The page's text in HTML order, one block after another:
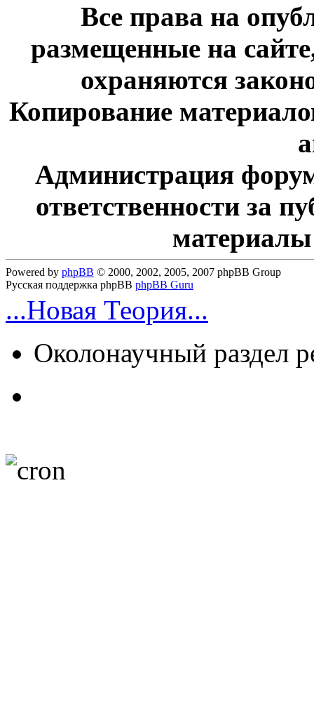
Все права на
размещенные на
охраняются
Копирование
Администрация
ответственности за
Powered by phpBB © 2000, 2002, 2005, 2007 phpBB Group
Русская поддержка phpBB phpBB Guru
...Новая Теория...
Околонаучный раздел